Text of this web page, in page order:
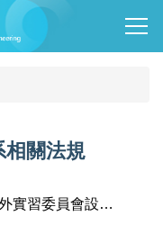
相關法規
國立屏東大學資訊工程學系學生校外實習委員會設置要點